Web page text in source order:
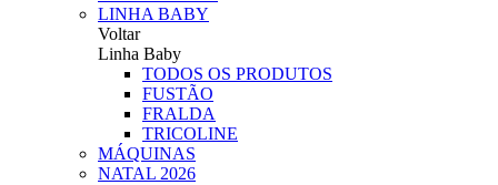
LINHA BABY
Voltar
Linha Baby
TODOS OS PRODUTOS
FUSTÃO
FRALDA
TRICOLINE
MÁQUINAS
NATAL 2026